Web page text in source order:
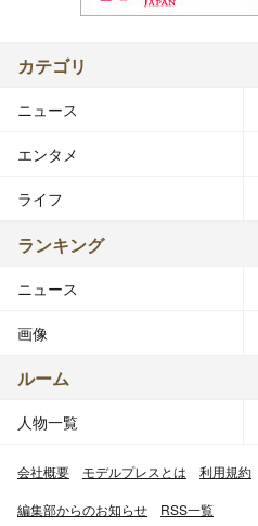
カテゴリ
ニュース
エンタメ
ライフ
ランキング
ニュース
画像
ルーム
人物一覧
会社概要 モデルプレスとは 利用規約
編集部からのお知らせ RSS一覧